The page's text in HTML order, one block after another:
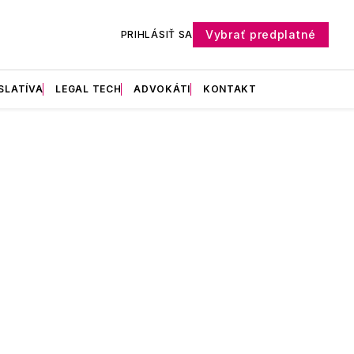
PRIHLÁSIŤ SA Vybrať predplatné
LEGAL TECH ADVOKÁTI KONTAKT